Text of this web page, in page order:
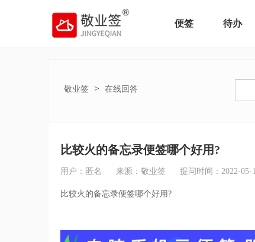
便签 待办
敬业签 > 在线回答
比较火的备忘录便签哪个好用?
用户：匿名 来源：敬业签 提问时间：2022-05-
比较火的备忘录便签哪个好用?